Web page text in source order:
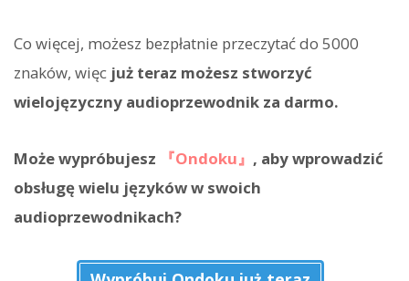
Co więcej, możesz bezpłatnie przeczytać do 5000
znaków, więc już teraz możesz stworzyć
wielojęzyczny audioprzewodnik za darmo.
Może wypróbujesz 『Ondoku』 , aby wprowadzić
obsługę wielu języków w swoich
audioprzewodnikach?